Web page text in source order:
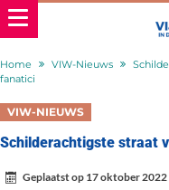
Home VIW-Nieuws
fanatici
VIW-NIEUWS
Schilderachtigste straat
Geplaatst op 17 oktober 2022